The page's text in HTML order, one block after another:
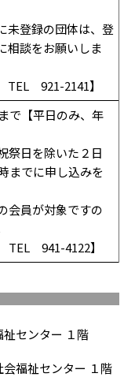
未登録の団体は、登
相談をお願いしま
TEL 921-2141】
で【平日のみ、年
祭日を除いた２日
までに申し込みを
会員が対象ですの
TEL 941-4122】
センター １階
福祉センター １階